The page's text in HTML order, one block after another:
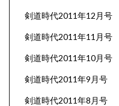
剣道時代2011年12月号
剣道時代2011年11月号
剣道時代2011年10月号
剣道時代2011年9月号
剣道時代2011年8月号